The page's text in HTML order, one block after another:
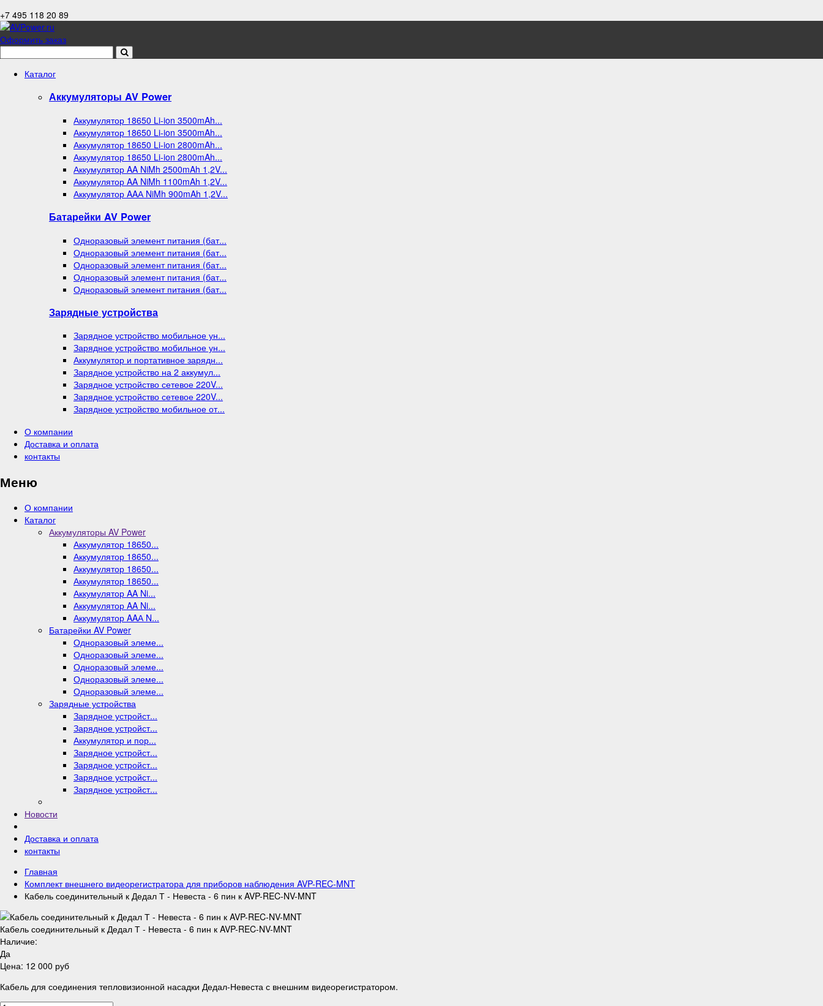
+7 495 118 20 89
Оформить заказ
Каталог
Аккумуляторы AV Power
Аккумулятор 18650 Li-ion 3500mAh...
Аккумулятор 18650 Li-ion 3500mAh...
Аккумулятор 18650 Li-ion 2800mAh...
Аккумулятор 18650 Li-ion 2800mAh...
Аккумулятор AA NiMh 2500mAh 1,2V...
Аккумулятор AA NiMh 1100mAh 1,2V...
Аккумулятор AAА NiMh 900mAh 1,2V...
Батарейки AV Power
Одноразовый элемент питания (бат...
Одноразовый элемент питания (бат...
Одноразовый элемент питания (бат...
Одноразовый элемент питания (бат...
Одноразовый элемент питания (бат...
Зарядные устройства
Зарядное устройство мобильное ун...
Зарядное устройство мобильное ун...
Аккумулятор и портативное зарядн...
Зарядное устройство на 2 аккумул...
Зарядное устройство сетевое 220V...
Зарядное устройство сетевое 220V...
Зарядное устройство мобильное от...
О компании
Доставка и оплата
контакты
Меню
О компании
Каталог
Аккумуляторы AV Power
Аккумулятор 18650...
Аккумулятор 18650...
Аккумулятор 18650...
Аккумулятор 18650...
Аккумулятор AA Ni...
Аккумулятор AA Ni...
Аккумулятор AAА N...
Батарейки AV Power
Одноразовый элеме...
Одноразовый элеме...
Одноразовый элеме...
Одноразовый элеме...
Одноразовый элеме...
Зарядные устройства
Зарядное устройст...
Зарядное устройст...
Аккумулятор и пор...
Зарядное устройст...
Зарядное устройст...
Зарядное устройст...
Зарядное устройст...
Новости
Доставка и оплата
контакты
Главная
Комплект внешнего видеорегистратора для приборов наблюдения AVP-REC-MNT
Кабель соединительный к Дедал Т - Невеста - 6 пин к AVP-REC-NV-MNT
Кабель соединительный к Дедал Т - Невеста - 6 пин к AVP-REC-NV-MNT
Наличие:
Да
Цена: 12 000 руб
Кабель для соединения тепловизионной насадки Дедал-Невеста с внешним видеорегистратором.